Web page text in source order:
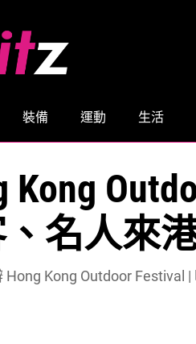
裝備 運動 生活
名人來
Hong Kong Outdoor Festival